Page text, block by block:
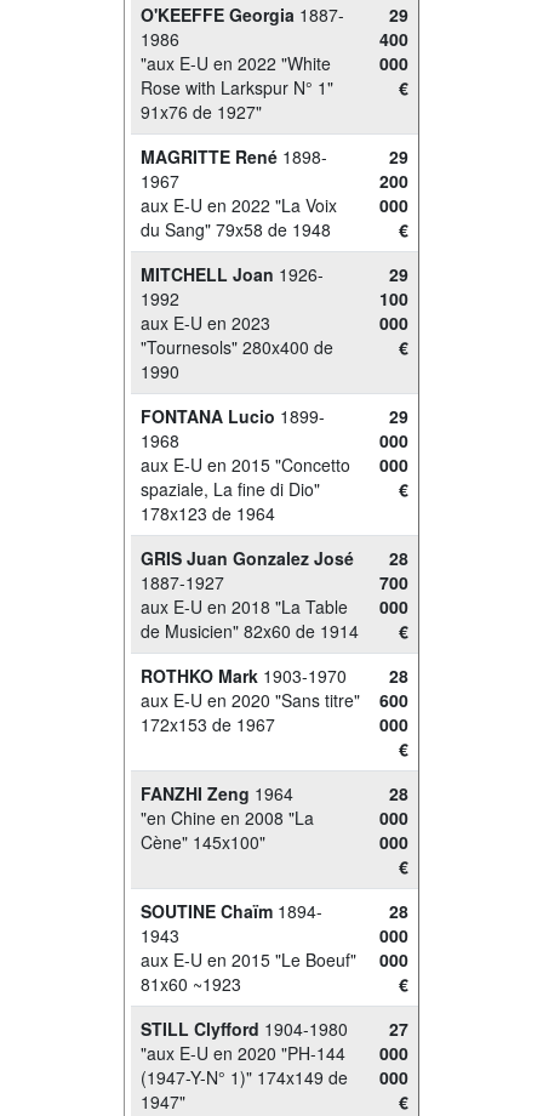
O'KEEFFE Georgia 1887-
1986
"aux E-U en 2022 "White
Rose with Larkspur N° 1"
91x76 de 1927"
29
400
000
€
MAGRITTE René 1898-
1967
aux E-U en 2022 "La Voix
du Sang" 79x58 de 1948
29
200
000
€
MITCHELL Joan 1926-
1992
aux E-U en 2023
"Tournesols" 280x400 de
1990
29
100
000
€
FONTANA Lucio 1899-
1968
aux E-U en 2015 "Concetto
spaziale, La fine di Dio"
178x123 de 1964
29
000
000
€
GRIS Juan Gonzalez José
1887-1927
aux E-U en 2018 "La Table
de Musicien" 82x60 de 1914
28
700
000
€
ROTHKO Mark 1903-1970
aux E-U en 2020 "Sans titre"
172x153 de 1967
28
600
000
€
FANZHI Zeng 1964
"en Chine en 2008 "La
Cène" 145x100"
28
000
000
€
SOUTINE Chaïm 1894-
1943
aux E-U en 2015 "Le Boeuf"
81x60 ~1923
28
000
000
€
STILL Clyfford 1904-1980
"aux E-U en 2020 "PH-144
(1947-Y-N° 1)" 174x149 de
1947"
27
000
000
€